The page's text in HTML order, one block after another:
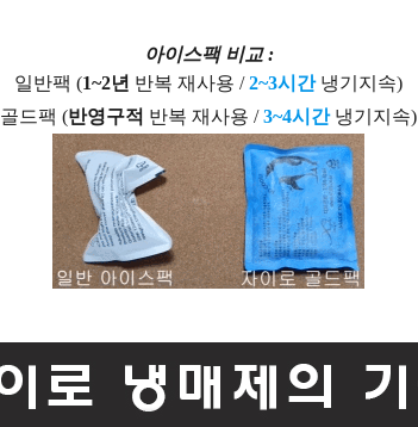
아이스팩 비교 :
일반팩 (1~2년 반복 재사용 /2~3시간냉기지속)
골드팩 (반영구적 반복 재사용 /3~4시간냉기지속)